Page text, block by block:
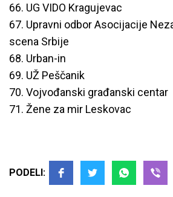
66. UG VIDO Kragujevac
67. Upravni odbor Asocijacije
scena Srbije
68. Urban-in
69. UŽ Peščanik
70. Vojvođanski građanski centar
71. Žene za mir Leskovac
PODELI: